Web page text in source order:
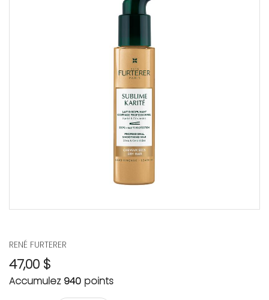
RENÉ FURTERER
47,00 $
Accumulez 940 points